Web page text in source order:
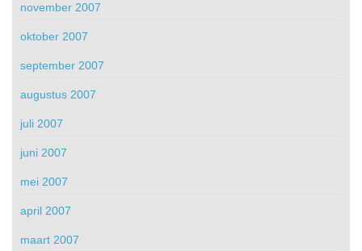
november 2007
oktober 2007
september 2007
augustus 2007
juli 2007
juni 2007
mei 2007
april 2007
maart 2007